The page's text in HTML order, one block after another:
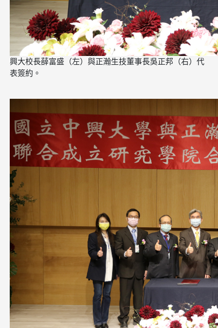
興大校長薛富盛（左）與正瀚生技董事長吳正邦（右）代
表簽約。